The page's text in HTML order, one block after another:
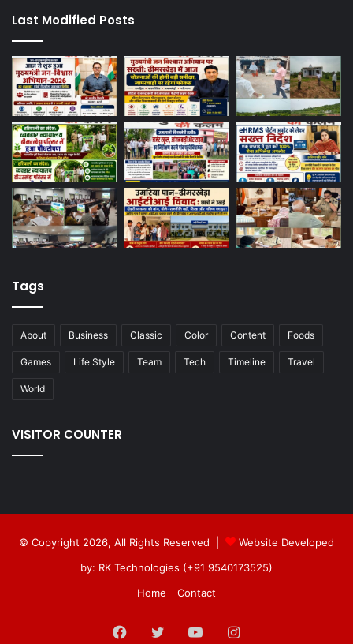
Last Modified Posts
Tags
About Business Classic Color Content Foods
Games Life Style Team Tech Timeline Travel
World
VISITOR COUNTER
© Copyright 2026, All Rights Reserved |
Website Developed
by: RK Technologies (+91 9540173525)
Home
Contact
Facebook
Twitter YouTubeInstagram